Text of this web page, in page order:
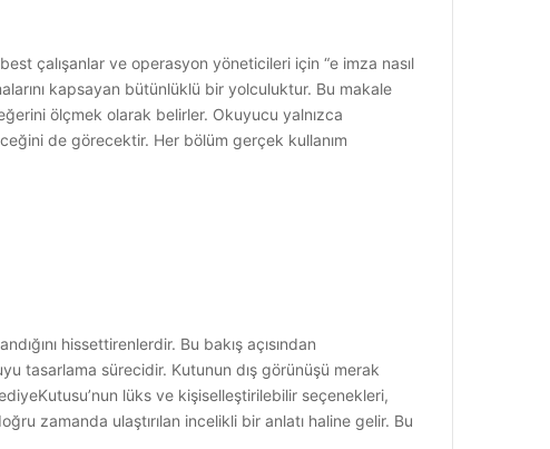
çalışanlar ve operasyon yöneticileri için “e imza nasıl
kapsayan bütünlüklü bir yolculuktur. Bu makale
ölçmek olarak belirler. Okuyucu yalnızca
de görecektir. Her bölüm gerçek kullanım
hissettirenlerdir. Bu bakış açısından
tasarlama sürecidir. Kutunun dış görünüşü merak
lüks ve kişiselleştirilebilir seçenekleri,
zamanda ulaştırılan incelikli bir anlatı haline gelir. Bu